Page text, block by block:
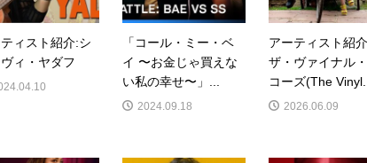
ィスト紹介:シ
ィ・ヤダフ
「コール・ミー・ベ
イ 〜お金じゃ買えな
い私の幸せ〜」...
2024.09.18
アーティスト紹
ザ・ヴァイナル
コーズ(The
2026.06.09